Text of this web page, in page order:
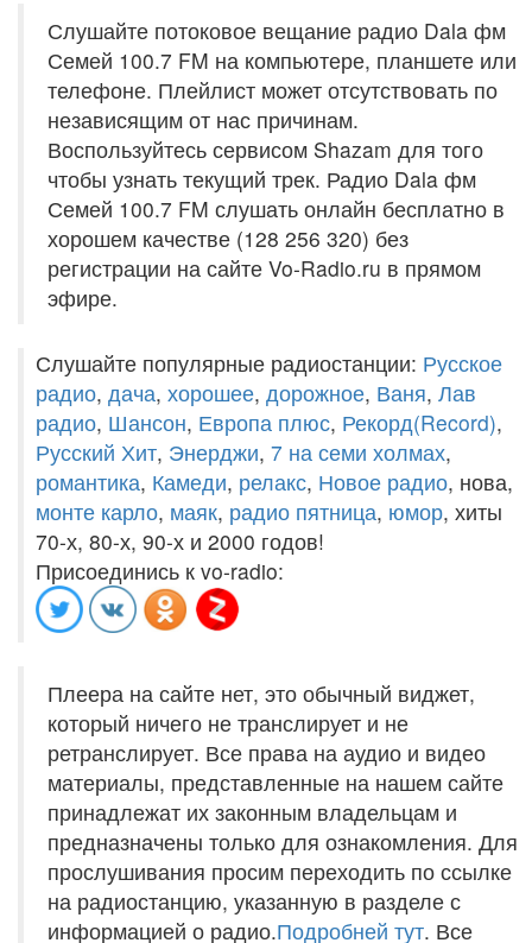
Слушайте потоковое вещание радио Dala фм
Семей 100.7 FM на компьютере, планшете или
телефоне. Плейлист может отсутствовать по
независящим от нас причинам.
Воспользуйтесь сервисом Shazam для того
чтобы узнать текущий трек. Радио Dala фм
Семей 100.7 FM слушать онлайн бесплатно в
хорошем качестве (128 256 320) без
регистрации на сайте Vo-Radio.ru в прямом
эфире.
Слушайте популярные радиостанции: Русское
радио, дача, хорошее, дорожное, Ваня, Лав
радио, Шансон, Европа плюс, Рекорд(Record),
Русский Хит, Энерджи, 7 на семи холмах,
романтика, Камеди, релакс, Новое радио, нова,
монте карло, маяк, радио пятница, юмор, хиты
70-х, 80-х, 90-х и 2000 годов!
Присоединись к vo-radio:
Плеера на сайте нет, это обычный виджет,
который ничего не транслирует и не
ретранслирует. Все права на аудио и видео
материалы, представленные на нашем сайте
принадлежат их законным владельцам и
предназначены только для ознакомления. Для
прослушивания просим переходить по ссылке
на радиостанцию, указанную в разделе с
информацией о радио.Подробней тут. Все